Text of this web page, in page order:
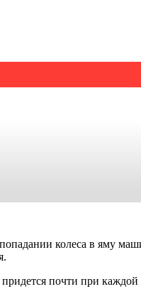
колеса в яму
почти при каждой